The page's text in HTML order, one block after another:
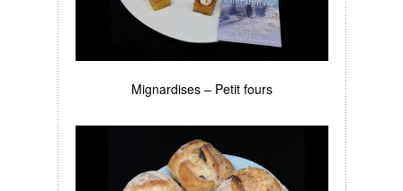
Mignardises – Petit fours